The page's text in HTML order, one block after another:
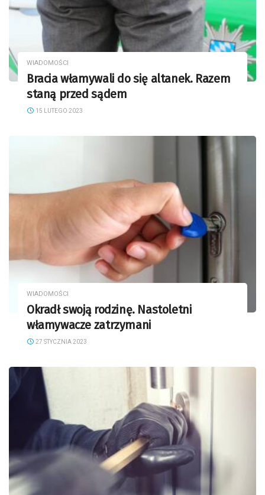
WIADOMOŚCI
Bracia włamywali do się altanek. Razem
staną przed sądem
15 LUTEGO 2023
WIADOMOŚCI
Okradł swoją rodzinę. Nastoletni
włamywacze zatrzymani
27 STYCZNIA 2023